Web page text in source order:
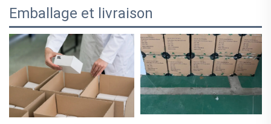
Emballage et livraison